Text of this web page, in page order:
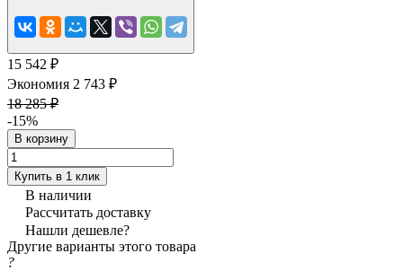
15 542 ₽
Экономия 2 743 ₽
18 285 ₽
-15%
В корзину
Купить в 1 клик
В наличии
Рассчитать доставку
Нашли дешевле?
Другие варианты этого товара
?